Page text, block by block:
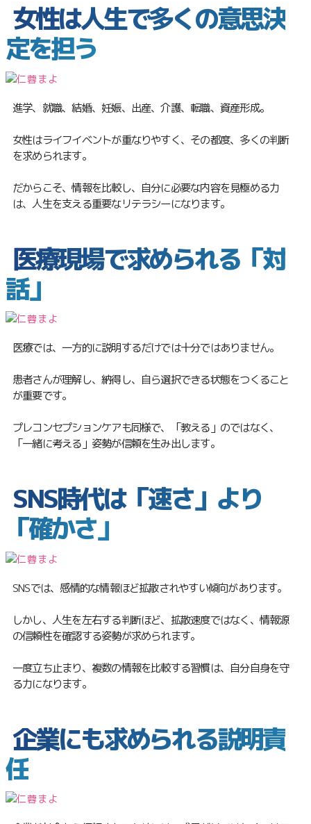
女性は人生で多くの意思決
定を担う
進学、就職、結婚、妊娠、出産、介護、転職、資産形成。
女性はライフイベントが重なりやすく、その都度、多くの判断
を求められます。
だからこそ、情報を比較し、自分に必要な内容を見極める力
は、人生を支える重要なリテラシーになります。
医療現場で求められる「対
話」
医療では、一方的に説明するだけでは十分ではありません。
患者さんが理解し、納得し、自ら選択できる状態をつくること
が重要です。
プレコンセプションケアも同様で、「教える」のではなく、
「一緒に考える」姿勢が信頼を生み出します。
SNS時代は「速さ」より
「確かさ」
SNSでは、感情的な情報ほど拡散されやすい傾向があります。
しかし、人生を左右する判断ほど、拡散速度ではなく、情報源
の信頼性を確認する姿勢が求められます。
一度立ち止まり、複数の情報を比較する習慣は、自分自身を守
る力になります。
企業にも求められる説明責
任